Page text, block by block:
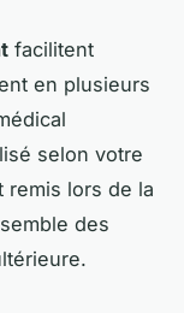
facilitent
en plusieurs
selon votre
remis lors de la
des